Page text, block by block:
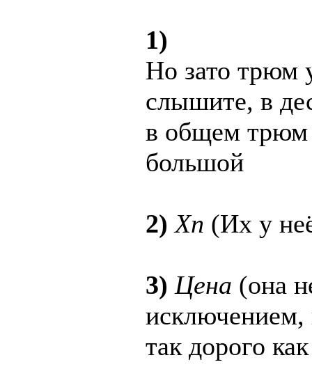
1)
Но зато трюм
слышите, в
в общем трюм
большой
2) Хп (Их у
3) Цена (она
так дорого